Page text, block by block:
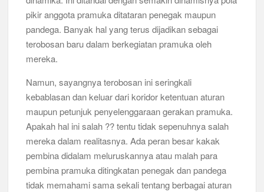
Bukan Cuma Kemah! Pramuka SMK YPM 3 Taman Adopsi
Sistem Kerja Industri Lewat KPDA
Kwarran Porong Gembleng Penegak Pramuka Lewat Pelatihan
Keprotokoleran
Tumbuhkan Ceria dan Karakter Sejak Dini, 704 Pramuka
Siaga Ramaikan Pesta Siaga Kwarran Prambon 2026
Ceria Bersama Pramuka Siaga: Membangun Generasi Tangguh
dan Berkarakter
Karena Karakter Tidak Dibentuk di Ruang Nyaman, LT-1
SDN Pagerwojo Hadir Menempa Ketangguhan
pikir anggota pramuka ditataran penegak maupun
pandega. Banyak hal yang terus dijadikan sebagai
terobosan baru dalam berkegiatan pramuka oleh
mereka.
Namun, sayangnya terobosan ini seringkali
kebablasan dan keluar dari koridor ketentuan aturan
maupun petunjuk penyelenggaraan gerakan pramuka.
Apakah hal ini salah ?? tentu tidak sepenuhnya salah
mereka dalam realitasnya. Ada peran besar kakak
pembina didalam meluruskannya atau malah para
pembina pramuka ditingkatan penegak dan pandega
tidak memahami sama sekali tentang berbagai aturan